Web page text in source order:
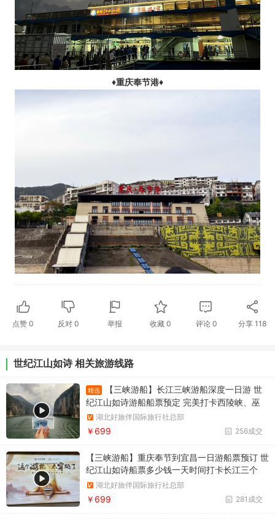
♦重庆奉节港♦
点赞 0 反对0 举报 收藏 0 评论 0 分享 118
世纪江山如诗 相关旅游线路
精选
【三峡游船】长江三峡游船深度一日游 世
纪江山如诗游船船票预定 完美打卡西陵峡、巫
峡、瞿塘峡宜昌到重庆奉节一日游船票 重庆奉节
到宜昌一日游船票预订 世纪江山如诗游船介绍
湖北好旅伴国际旅行社总部
256成交
￥699
【三峡游船】重庆奉节到宜昌一日游船票预订 世
纪江山如诗船票多少钱一天时间打卡长江三个
峡：瞿塘峡、巫峡、西陵峡，超性价比
湖北好旅伴国际旅行社总部
281成交
￥699